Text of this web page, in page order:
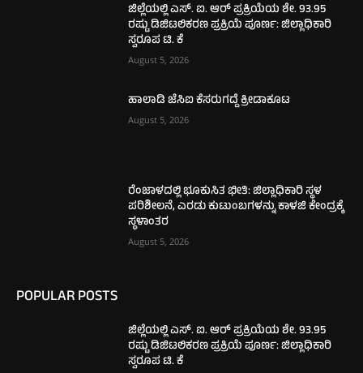
ಜಿಲ್ಲೆಯಲ್ಲಿ ಎಸ್. ಐ. ಆರ್ ಪ್ರಕ್ರಿಯೆಯ ಶೇ. 93.95
ರಷ್ಟು ಡಿಜಿಟಲಿಕರಣ ಪ್ರಕ್ರಿಯೆ ಪೂರ್ಣ: ಜಿಲ್ಲಾಧಿಕಾರಿ
ಸ್ವರೂಪ ಟಿ. ಕೆ
August 5, 2026
ಹಾಲಾಡಿ ಜೆಸಿಐ ಕೆಸರುಗದ್ದೆ ಕ್ರೀಡಾಕೂಟ
August 5, 2026
ರೆಂಜಾಳದಲ್ಲಿ ಭೂಕುಸಿತ ಭೀತಿ: ಜಿಲ್ಲಾಧಿಕಾರಿ ಸ್ಥಳ
ಪರಿಶೀಲನೆ, ಎರಡು ಕುಟುಂಬಗಳನ್ನು ಕಾಳಜಿ ಕೇಂದ್ರಕ್ಕೆ
ಸ್ಥಳಾಂತರ
August 5, 2026
POPULAR POSTS
ಜಿಲ್ಲೆಯಲ್ಲಿ ಎಸ್. ಐ. ಆರ್ ಪ್ರಕ್ರಿಯೆಯ ಶೇ. 93.95
ರಷ್ಟು ಡಿಜಿಟಲಿಕರಣ ಪ್ರಕ್ರಿಯೆ ಪೂರ್ಣ: ಜಿಲ್ಲಾಧಿಕಾರಿ
ಸ್ವರೂಪ ಟಿ. ಕೆ